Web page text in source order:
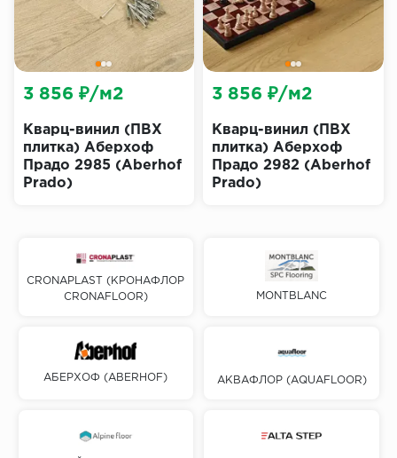
Кварц-винил (ПВХ
плитка) Аберхоф
Прадо 2985 (Aberhof
Prado)
3 856 ₽/м2
Кварц-винил (ПВХ
плитка) Аберхоф
Прадо 2982 (Aberhof
Prado)
3 856 ₽/м2
CRONAPLAST (КРОНАФЛОР
CRONAFLOOR)
MONTBLANС
АБЕРХОФ (ABERHOF) АКВАФЛОР (AQUAFLOOR)